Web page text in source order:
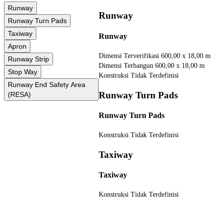
Runway
Runway Turn Pads
Taxiway
Apron
Runway Strip
Stop Way
Runway End Safety Area
(RESA)
Runway
Runway
Dimensi Terverifikasi 600,00 x 18,00 m
Dimensi Terbangun 600,00 x 18,00 m
Konstruksi Tidak Terdefinisi
Runway Turn Pads
Runway Turn Pads
Konstruksi Tidak Terdefinisi
Taxiway
Taxiway
Konstruksi Tidak Terdefinisi